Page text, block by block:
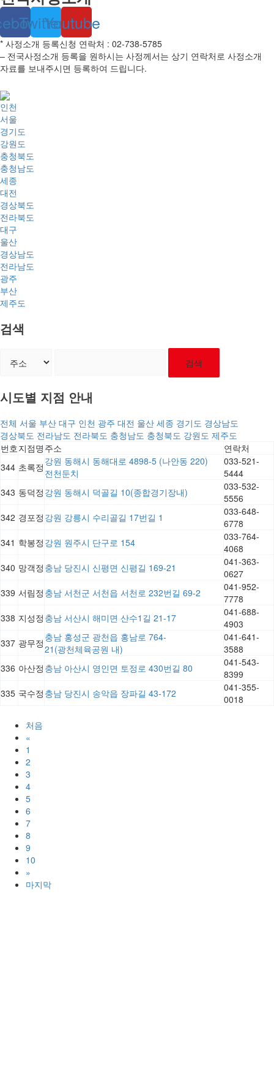
TwitterYoutube
* 사정소개 등록신청 연락처 : 02-738-5785
– 전국사정소개 등록을 원하시는 사정께서는 상기 연락처로 사정소개
자료를 보내주시면 등록하여 드립니다.
인천
서울
경기도
강원도
충청북도
충청남도
세종
대전
경상북도
전라북도
대구
울산
경상남도
전라남도
광주
부산
제주도
검색
검색
시도별 지점 안내
전체 서울 부산 대구 인천 광주 대전 울산 세종 경기도 경상남도
경상북도 전라남도 전라북도 충청남도 충청북도 강원도 제주도
번호지점명 주소
연락처
344 초록정 강원 동해시 동해대로 4898-5 (나안동 220)
전천둔치
033-521-
5444
343 동덕정 강원 동해시 덕골길 10(종합경기장내)
033-532-
5556
342 경포정 강원 강릉시 수리골길 17번길 1
033-648-
6778
341 학봉정 강원 원주시 단구로 154
033-764-
4068
340 망객정 충남 당진시 신평면 신평길 169-21
041-363-
0627
339 서림정 충남 서천군 서천읍 서천로 232번길 69-2
041-952-
7778
338 지성정 충남 서산시 해미면 산수1길 21-17
041-688-
4903
337 광무정 충남 홍성군 광천읍 홍남로 764-
21(광천체육공원 내)
041-641-
3588
336 아산정 충남 아산시 영인면 토정로 430번길 80
041-543-
8399
335 국수정 충남 당진시 송악읍 장파길 43-172
041-355-
0018
처음
«
1
2
3
4
5
6
7
8
9
10
»
마지막